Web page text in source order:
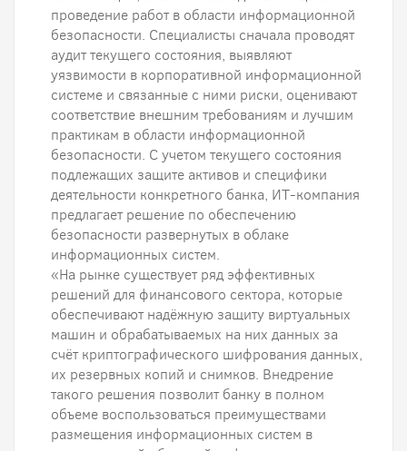
проведение работ в области информационной
безопасности. Специалисты сначала проводят
аудит текущего состояния, выявляют
уязвимости в корпоративной информационной
системе и связанные с ними риски, оценивают
соответствие внешним требованиям и лучшим
практикам в области информационной
безопасности. С учетом текущего состояния
подлежащих защите активов и специфики
деятельности конкретного банка, ИТ-компания
предлагает решение по обеспечению
безопасности развернутых в облаке
информационных систем.
«На рынке существует ряд эффективных
решений для финансового сектора, которые
обеспечивают надёжную защиту виртуальных
машин и обрабатываемых на них данных за
счёт криптографического шифрования данных,
их резервных копий и снимков. Внедрение
такого решения позволит банку в полном
объеме воспользоваться преимуществами
размещения информационных систем в